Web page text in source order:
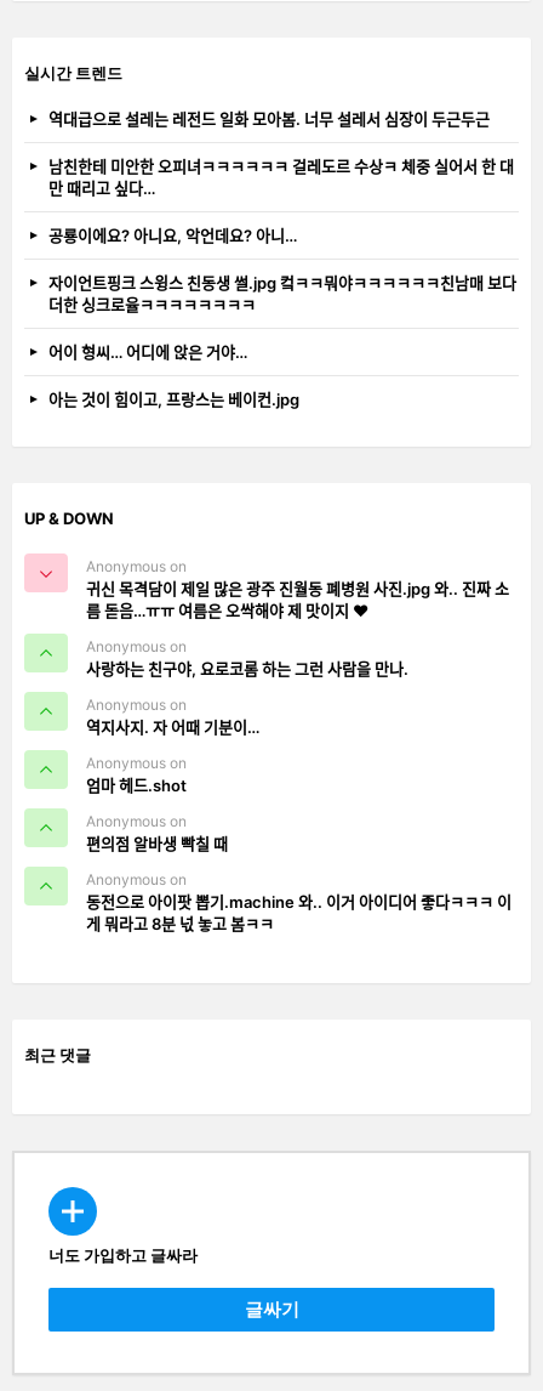
실시간 트렌드
역대급으로 설레는 레전드 일화 모아봄. 너무 설레서 심장이 두근두근
남친한테 미안한 오피녀ㅋㅋㅋㅋㅋㅋ 걸레도르 수상ㅋ 체중 실어서 한 대
만 때리고 싶다…
공룡이에요? 아니요, 악언데요? 아니…
자이언트핑크 스윙스 친동생 썰.jpg 컼ㅋㅋ뭐야ㅋㅋㅋㅋㅋㅋ친남매 보다
더한 싱크로율ㅋㅋㅋㅋㅋㅋㅋㅋ
어이 형씨… 어디에 앉은 거야…
아는 것이 힘이고, 프랑스는 베이컨.jpg
UP & DOWN
Anonymous on
귀신 목격담이 제일 많은 광주 진월동 폐병원 사진.jpg 와.. 진짜 소
름 돋음…ㅠㅠ 여름은 오싹해야 제 맛이지 ❤️
Anonymous on
사랑하는 친구야, 요로코롬 하는 그런 사람을 만나.
Anonymous on
역지사지. 자 어때 기분이…
Anonymous on
엄마 헤드.shot
Anonymous on
편의점 알바생 빡칠 때
Anonymous on
동전으로 아이팟 뽑기.machine 와.. 이거 아이디어 좋다ㅋㅋㅋ 이
게 뭐라고 8분 넋 놓고 봄ㅋㅋ
최근 댓글
CREATE
너도 가입하고 글싸라
글싸기